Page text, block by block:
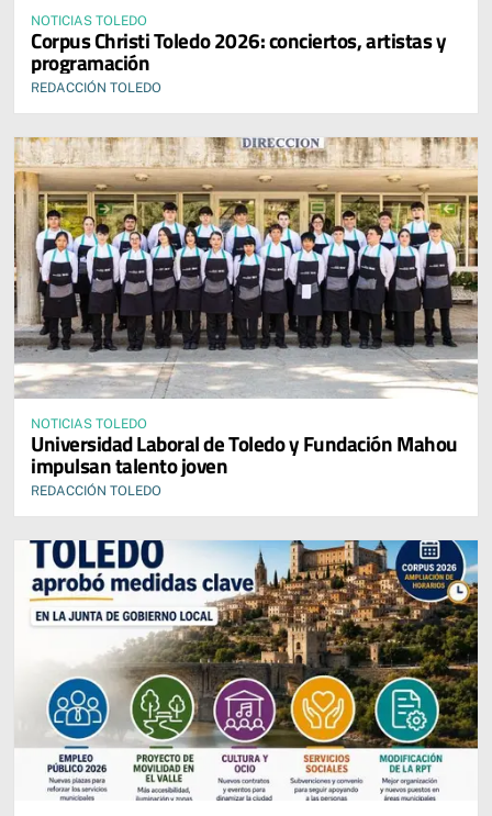
NOTICIAS TOLEDO
Corpus Christi Toledo 2026: conciertos, artistas y
programación
REDACCIÓN TOLEDO
NOTICIAS TOLEDO
Universidad Laboral de Toledo y Fundación Mahou
impulsan talento joven
REDACCIÓN TOLEDO